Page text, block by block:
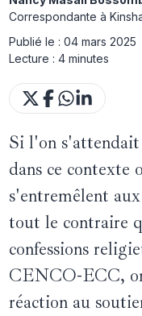
Correspondante à
Publié le :04 mars 2025
Lecture :4 minutes
Si l'on s'attendait
dans ce contexte
s'entremêlent
tout le contraire
confessions
CENCO-ECC,
réaction au